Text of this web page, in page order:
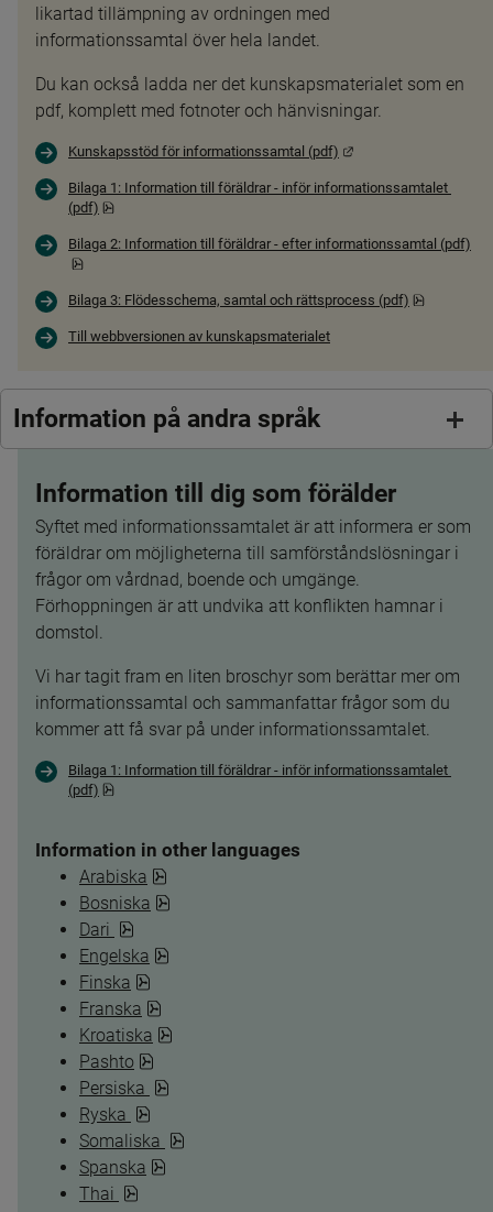
likartad tillämpning av ordningen med
informationssamtal över hela landet.
Du kan också ladda ner det kunskapsmaterialet som en
pdf, komplett med fotnoter och hänvisningar.
Kunskapsstöd för informationssamtal (pdf)
Bilaga 1: Information till föräldrar - inför informationssamtalet
(pdf)
pdf, 544.1 kB.
Bilaga 2: Information till föräldrar - efter informationssamtal (pdf)
pdf, 8 MB.
Bilaga 3: Flödesschema, samtal och rättsprocess (pdf) pdf, 107.4
Till webbversionen av kunskapsmaterialet
Information på andra språk
Information till dig som förälder
Syftet med informationssamtalet är att informera er som
föräldrar om möjligheterna till samförståndslösningar i
frågor om vårdnad, boende och umgänge.
Förhoppningen är att undvika att konflikten hamnar i
domstol.
Vi har tagit fram en liten broschyr som berättar mer om
informationssamtal och sammanfattar frågor som du
kommer att få svar på under informationssamtalet.
Bilaga 1: Information till föräldrar - inför informationssamtalet
(pdf)
pdf, 544.1 kB.
Information in other languages
Arabiska
Bosniska
Dari
Engelska
Finska
Franska
Kroatiska
Pashto
Persiska
Ryska
Somaliska
Spanska
Thai